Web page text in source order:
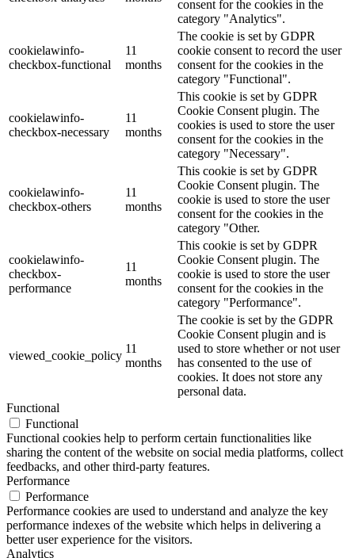
consent for the cookies in the
category "Analytics".
cookielawinfo-
checkbox-functional
11
months
The cookie is set by GDPR
cookie consent to record the user
consent for the cookies in the
category "Functional".
cookielawinfo-
checkbox-necessary
11
months
This cookie is set by GDPR
Cookie Consent plugin. The
cookies is used to store the user
consent for the cookies in the
category "Necessary".
cookielawinfo-
checkbox-others
11
months
This cookie is set by GDPR
Cookie Consent plugin. The
cookie is used to store the user
consent for the cookies in the
category "Other.
cookielawinfo-
checkbox-
performance
11
months
This cookie is set by GDPR
Cookie Consent plugin. The
cookie is used to store the user
consent for the cookies in the
category "Performance".
viewed_cookie_policy
11
months
The cookie is set by the GDPR
Cookie Consent plugin and is
used to store whether or not user
has consented to the use of
cookies. It does not store any
personal data.
Functional
Functional
Functional cookies help to perform certain functionalities like
sharing the content of the website on social media platforms, collect
feedbacks, and other third-party features.
Performance
Performance
Performance cookies are used to understand and analyze the key
performance indexes of the website which helps in delivering a
better user experience for the visitors.
Analytics